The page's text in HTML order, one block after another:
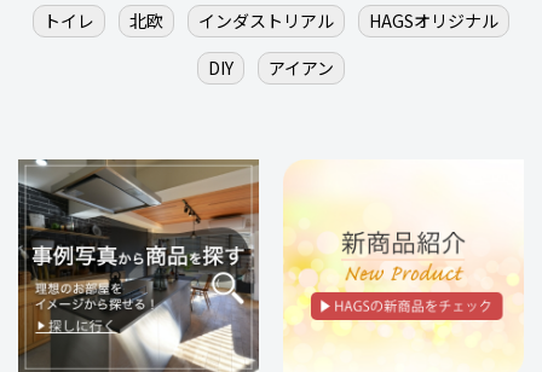
トイレ
北欧 インダストリアル
HAGSオリジナル
DIY
アイアン